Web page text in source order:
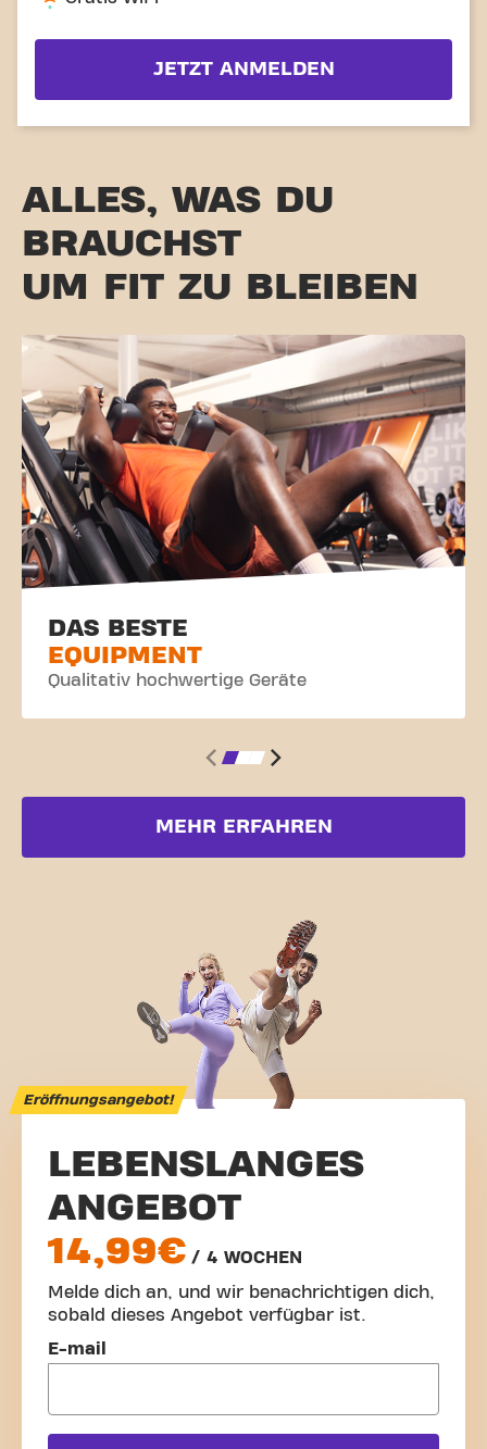
JETZT ANMELDEN
ALLES, WAS DU
BRAUCHST
UM FIT ZU BLEIBEN
DAS BESTE
EQUIPMENT
Qualitativ hochwertige Geräte
MEHR ERFAHREN
E-mail
Eröffnungsangebot!
LEBENSLANGES
ANGEBOT
14,99€ / 4 WOCHEN
Melde dich an, und wir benachrichtigen dich,
sobald dieses Angebot verfügbar ist.